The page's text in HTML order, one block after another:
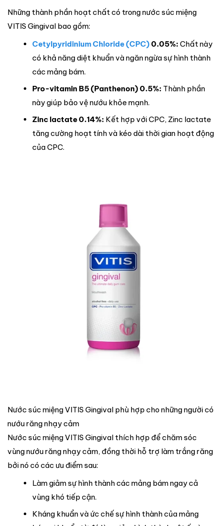
Những thành phần hoạt chất có trong nước súc miệng
VITIS Gingival bao gồm:
Cetylpyridinium Chloride (CPC)0.05%: Chất này
có khả năng diệt khuẩn và ngăn ngừa sự hình thành
các mảng bám.
Pro-vitamin B5 (Panthenon) 0.5%: Thành phần
này giúp bảo vệ nướu khỏe mạnh.
Zinc lactate 0.14%: Kết hợp với CPC, Zinc lactate
tăng cường hoạt tính và kéo dài thời gian hoạt động
của CPC.
Nước súc miệng VITIS Gingival phù hợp cho những người có
nướu răng nhạy cảm
Nước súc miệng VITIS Gingival thích hợp để chăm sóc
vùng nướu răng nhạy cảm, đồng thời hỗ trợ làm trắng răng
bởi nó có các ưu điểm sau:
Làm giảm sự hình thành các mảng bám ngay cả
vùng khó tiếp cận.
Kháng khuẩn và ức chế sự hình thành của mảng